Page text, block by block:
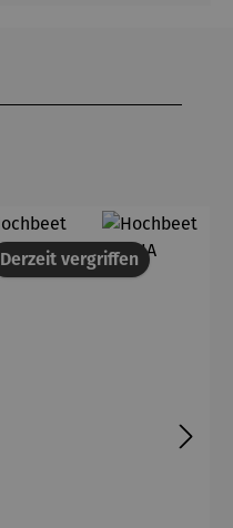
Derzeit vergriffen